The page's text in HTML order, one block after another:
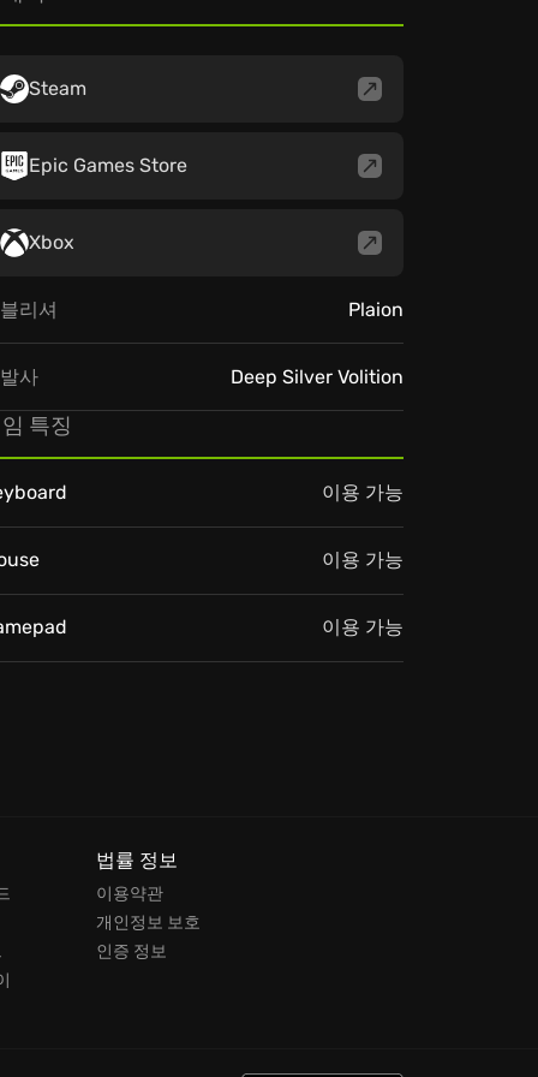
Steam
Epic Games Store
Xbox
리셔 Plaion
사 Deep Silver Volition
특징
이용 가능
이용 가능
이용 가능
법률 정보
이용약관
개인정보 보호
인증 정보